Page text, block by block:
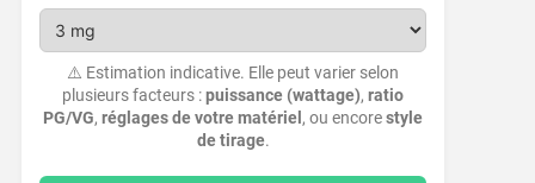
⚠️ Estimation indicative. Elle peut varier selon
plusieurs facteurs :puissance (wattage),ratio
PG/VG,réglages de votre matériel , ou encorestyle
de tirage.